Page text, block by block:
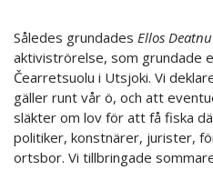
Således grundades Ellos Deatnu
aktiviströrelse, som grundade
Čearretsuolu i Utsjoki. Vi
gäller runt vår ö, och att
släkter om lov för att få fiska
politiker, konstnärer, jurister,
ortsbor. Vi tillbringade